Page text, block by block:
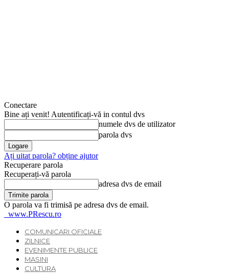
Conectare
Bine ați venit! Autentificați-vă in contul dvs
numele dvs de utilizator
parola dvs
Ați uitat parola? obține ajutor
Recuperare parola
Recuperați-vă parola
adresa dvs de email
O parola va fi trimisă pe adresa dvs de email.
www.PRescu.ro
COMUNICARI OFICIALE
ZILNICE
EVENIMENTE PUBLICE
MASINI
CULTURA